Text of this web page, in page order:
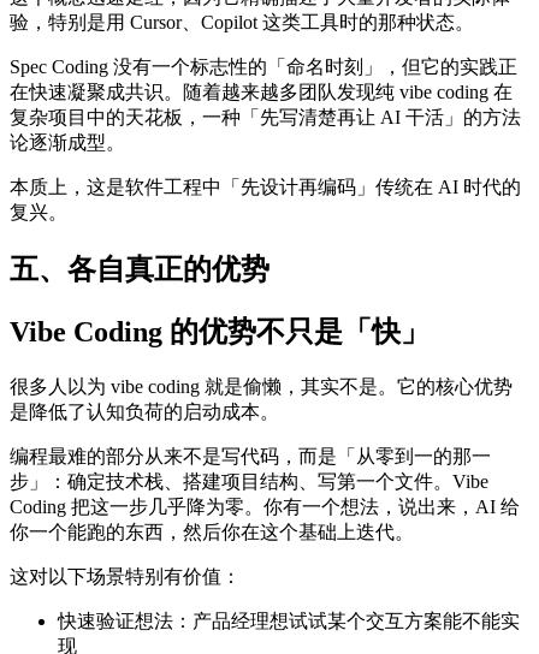
验，特别是用 Cursor、Copilot 这类工具时的那种状态。
Spec Coding 没有一个标志性的「命名时刻」，但它的实践正
在快速凝聚成共识。随着越来越多团队发现纯 vibe coding 在
复杂项目中的天花板，一种「先写清楚再让 AI 干活」的方法
论逐渐成型。
本质上，这是软件工程中「先设计再编码」传统在 AI 时代的
复兴。
五、各自真正的优势
Vibe Coding 的优势不只是「快」
很多人以为 vibe coding 就是偷懒，其实不是。它的核心优势
是降低了认知负荷的启动成本。
编程最难的部分从来不是写代码，而是「从零到一的那一
步」：确定技术栈、搭建项目结构、写第一个文件。Vibe
Coding 把这一步几乎降为零。你有一个想法，说出来，AI 给
你一个能跑的东西，然后你在这个基础上迭代。
这对以下场景特别有价值：
快速验证想法：产品经理想试试某个交互方案能不能实
现